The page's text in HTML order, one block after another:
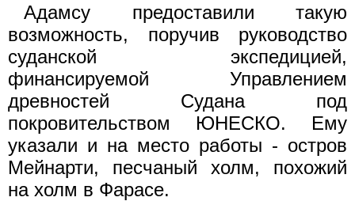
Адамсу предоставили такую
возможность, поручив руководство
суданской экспедицией,
финансируемой Управлением
древностей Судана под
покровительством ЮНЕСКО. Ему
указали и на место работы - остров
Мейнарти, песчаный холм, похожий
на холм в Фарасе.